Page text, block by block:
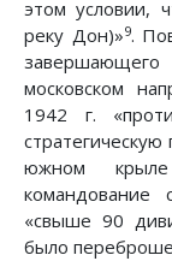
этом условии,
реку Дон)»9.
московском
1942 г.
южном крыле
командование
«свыше 90
было